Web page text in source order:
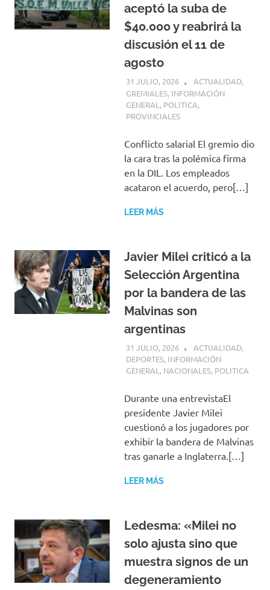
aceptó la suba de
$40.000 y reabrirá la
discusión el 11 de
agosto
31 JULIO, 2026 H P
ACTUALIDAD,
GREMIALES, INFORMACIÓN
GENERAL , POLITICA,
PROVINCIALES
Conflicto salarial El gremio dio
la cara tras la polémica firma
en la DIL. Los empleados
acataron el acuerdo, pero[…]
LEER MÁS
Javier Milei criticó a la
Selección Argentina
por la bandera de las
Malvinas son
argentinas
31 JULIO, 2026 H P
ACTUALIDAD,
DEPORTES, INFORMACIÓN
GENERAL , NACIONALES, POLITICA
Durante una entrevistaEl
presidente Javier Milei
cuestionó a los jugadores por
exhibir la bandera de Malvinas
tras ganarle a Inglaterra.[…]
LEER MÁS
Ledesma: «Milei no
solo ajusta sino que
muestra signos de un
degeneramiento